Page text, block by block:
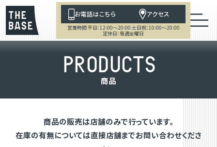
お電話はこちら アクセス
営業時間 平日：12:00～20:00 土日祝：10:00～20:00
定休日：毎週金曜日
PRODUCTS
商品
商品の販売は店舗のみで行っています。
在庫の有無については直接店舗までお問い合わせくださ